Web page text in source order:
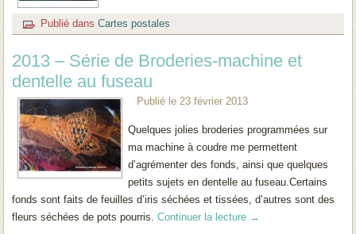
Publié dans Cartes postales
2013 – Série de Broderies-machine et
dentelle au fuseau
Publié le 23 février 2013
Quelques jolies broderies programmées sur
ma machine à coudre me permettent
d’agrémenter des fonds, ainsi que quelques
petits sujets en dentelle au fuseau.Certains
fonds sont faits de feuilles d’iris séchées et tissées, d’autres sont des
fleurs séchées de pots pourris.Continuer la lecture →